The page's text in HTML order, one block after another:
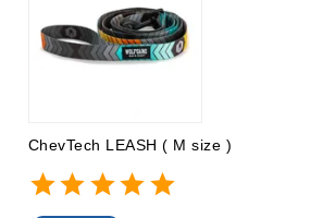
ChevTech LEASH ( M size )